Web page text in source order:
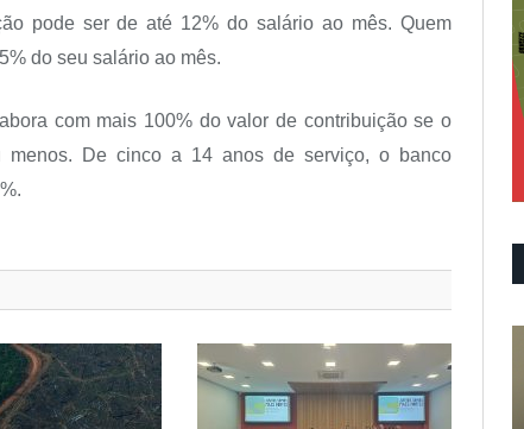
pode ser de até 12% do salário ao mês. Quem
do seu salário ao mês.
com mais 100% do valor de contribuição se o
menos. De cinco a 14 anos de serviço, o banco